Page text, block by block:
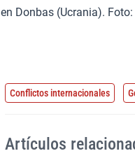
en Donbas (Ucrania). Foto:
Conflictos internacionales
Artículos